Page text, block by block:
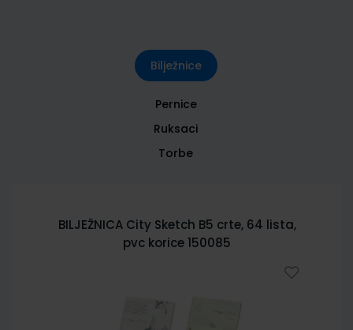
Bilježnice
Pernice
Ruksaci
Torbe
BILJEŽNICA City Sketch B5 crte, 64 lista,
pvc korice 150085